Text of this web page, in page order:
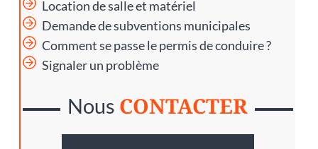
Location de salle et matériel
Demande de subventions municipales
Comment se passe le permis de conduire ?
Signaler un problème
Nous CONTACTER